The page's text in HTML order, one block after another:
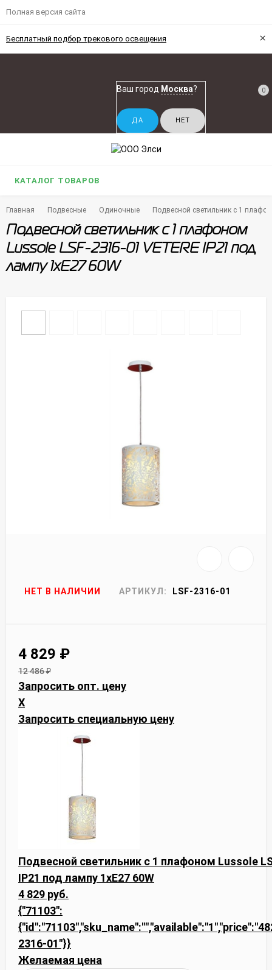
Полная версия сайта
Бесплатный подбор трекового освещения ×
Ваш город Москва? 0
КАТАЛОГ ТОВАРОВ
Главная Подвесные Одиночные Подвесной светильник с 1
Подвесной светильник с 1 плафоном
Lussole LSF-2316-01 VETERE IP21 под
лампу 1xE27 60W
НЕТ В НАЛИЧИИ АРТИКУЛ: LSF-2316-01
4 829 ₽
12 486₽
Запросить опт. цену
X
Запросить специальную цену
Подвесной светильник с 1 плафоном Lussole
IP21 под лампу 1xE27 60W
4 829 руб.
{"71103":
2316-01"}}
Желаемая цена